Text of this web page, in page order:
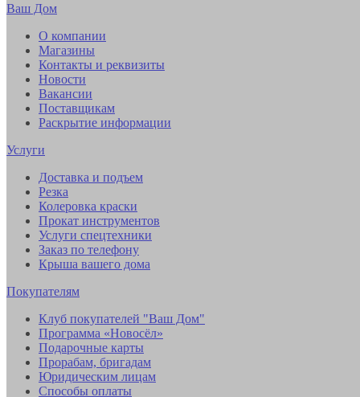
Ваш Дом
О компании
Магазины
Контакты и реквизиты
Новости
Вакансии
Поставщикам
Раскрытие информации
Услуги
Доставка и подъем
Резка
Колеровка краски
Прокат инструментов
Услуги спецтехники
Заказ по телефону
Крыша вашего дома
Покупателям
Клуб покупателей "Ваш Дом"
Программа «Новосёл»
Подарочные карты
Прорабам, бригадам
Юридическим лицам
Способы оплаты